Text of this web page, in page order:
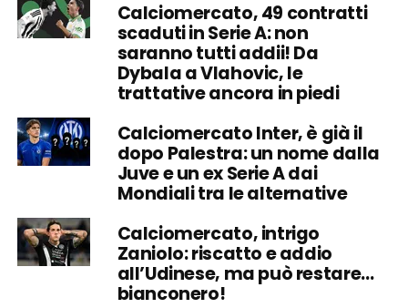
Calciomercato, 49 contratti
scaduti in Serie A: non
saranno tutti addii! Da
Dybala a Vlahovic, le
trattative ancora in piedi
Calciomercato Inter, è già il
dopo Palestra: un nome dalla
Juve e un ex Serie A dai
Mondiali tra le alternative
Calciomercato, intrigo
Zaniolo: riscatto e addio
all’Udinese, ma può restare…
bianconero!